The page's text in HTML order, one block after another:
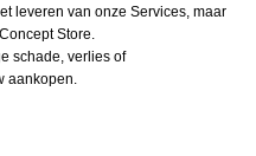
leveren van onze Services, maar
Store.
schade, verlies of
aankopen.